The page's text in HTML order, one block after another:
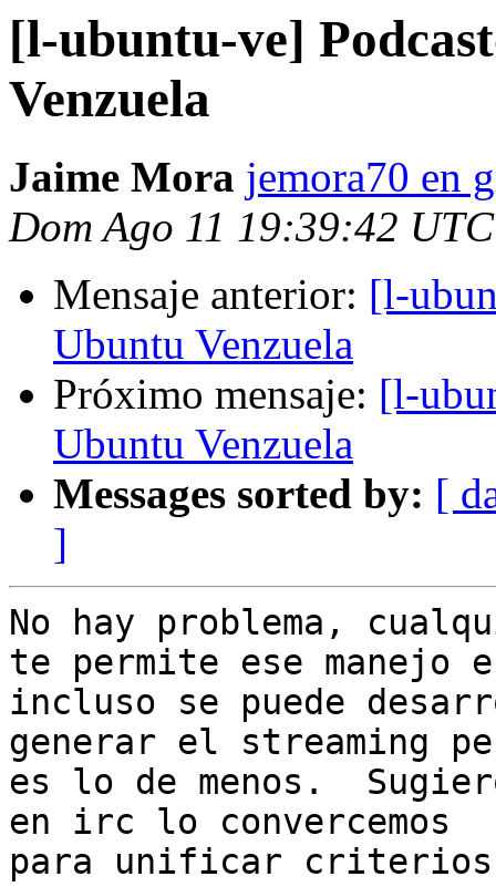
[l-ubuntu-ve]
Venzuela
Jaime Mora jemora70 en
Dom Ago 11 19:39:42
Mensaje anterior: [l-
Ubuntu Venzuela
Próximo mensaje: [l-
Ubuntu Venzuela
Messages sorted by: [
]
No hay problema,
te permite ese manejo e
incluso se puede
generar el streaming
es lo de menos.
en irc lo convercemos
para unificar criterios